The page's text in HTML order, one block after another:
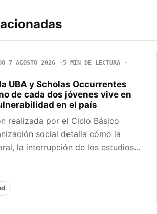
7 AGOSTO 2026
5 MIN DE LECTURA
UBA y Scholas Occurrentes
de cada dos jóvenes vive en
en el país
realizada por el Ciclo Básico
social detalla cómo la
la interrupción de los estudios…